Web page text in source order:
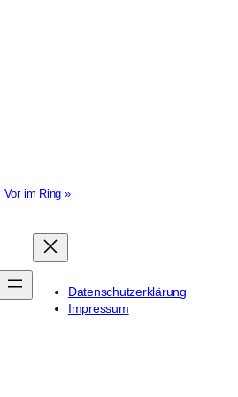
Vor im Ring »
Datenschutzerklärung
Impressum